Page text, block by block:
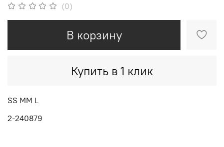
(0)
В корзину
Купить в 1 клик
SS MM L
2-240879